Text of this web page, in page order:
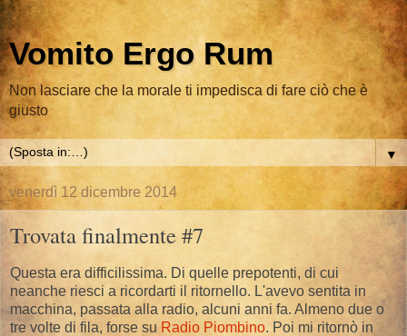
Vomito Ergo Rum
Non lasciare che la morale ti impedisca di fare ciò che è
giusto
▼
venerdì 12 dicembre 2014
Trovata finalmente #7
Questa era difficilissima. Di quelle prepotenti, di cui
neanche riesci a ricordarti il ritornello. L'avevo sentita in
macchina, passata alla radio, alcuni anni fa. Almeno due o
tre volte di fila, forse su Radio Piombino. Poi mi ritornò in